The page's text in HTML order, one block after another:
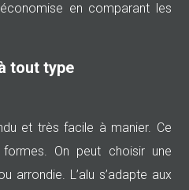
en comparant les
tout type
et très facile à manier. Ce
On peut choisir une
arrondie. L’alu s’adapte aux